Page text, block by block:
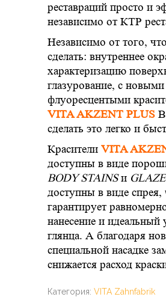
реставраций просто и
независимо от КТР
Независимо от того,
сделать: внутреннее
характеризацию
глазурование, с новыми
флуoресцентыми
VITA AKZENT PLUS
сделать это легко и
Красители VITA
доступны в виде
BODY STAINSи GLAZE
доступны в виде спрея,
гарантирует
нанесение и идеальный
глянца. А благодаря
специальной насадке
снижается расход
Категория: VITA Zahnfabrik